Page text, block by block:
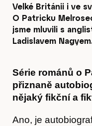
Velké Británii i ve
O Patricku
jsme mluvili s
Ladislavem
Série románů o
přiznaně
nějaký fikční a
Ano, je